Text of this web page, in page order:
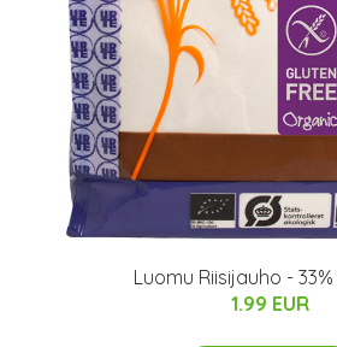
Luomu Riisijauho -
1.99 EUR